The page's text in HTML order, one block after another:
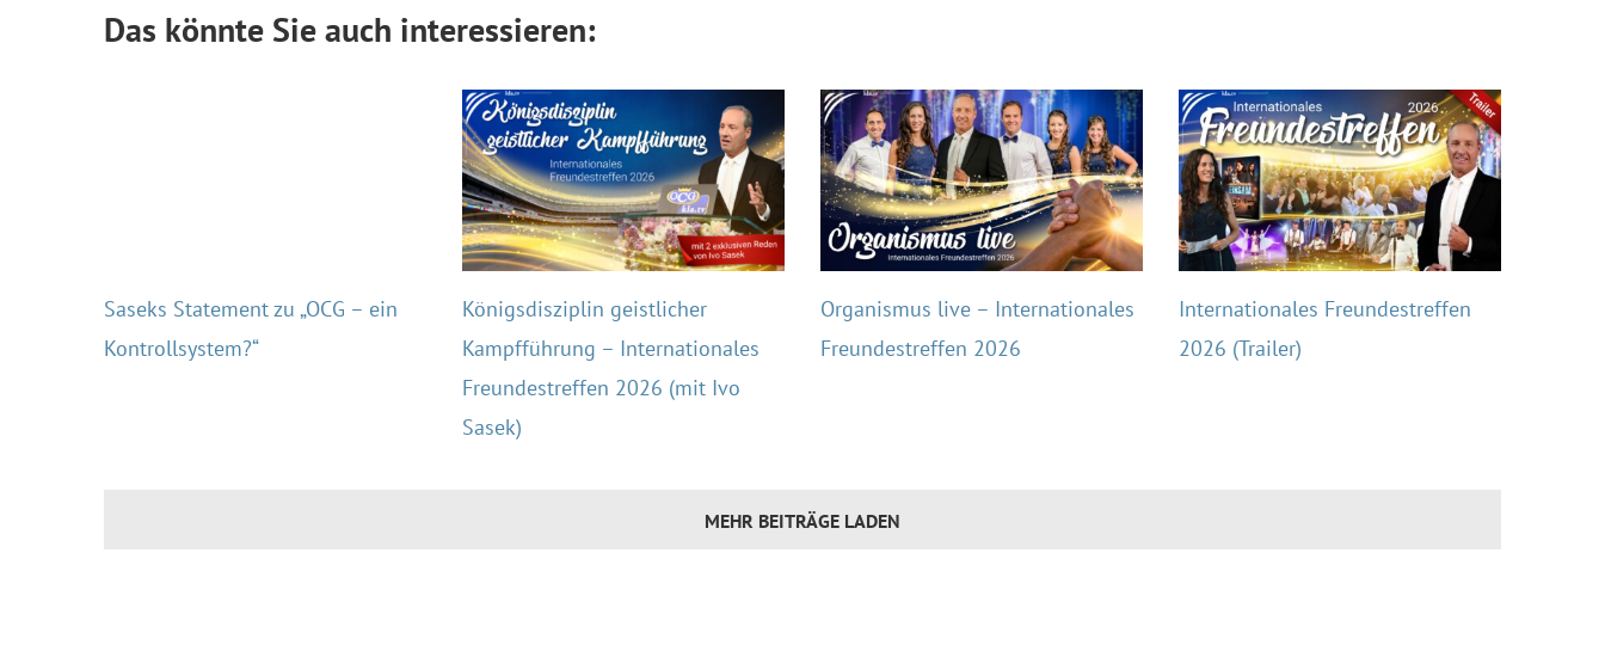
Das könnte Sie auch interessieren:
Saseks Statement zu „OCG – ein
Kontrollsystem?“
Königsdisziplin geistlicher
Kampfführung – Internationales
Freundestreffen 2026 (mit Ivo
Sasek)
Organismus live – Internationales
Freundestreffen 2026
Internationales Freundestreffen
2026 (Trailer)
MEHR BEITRÄGE LADEN